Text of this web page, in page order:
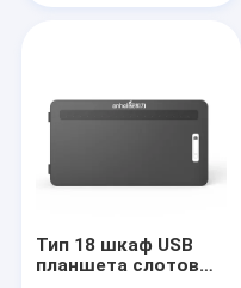
Главная страница
О Компании
Тип 18 шкаф USB
планшета слотов